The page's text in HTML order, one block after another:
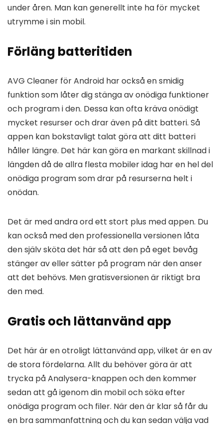
under åren. Man kan generellt inte ha för mycket
utrymme i sin mobil.
Förläng batteritiden
AVG Cleaner för Android har också en smidig
funktion som låter dig stänga av onödiga funktioner
och program i den. Dessa kan ofta kräva onödigt
mycket resurser och drar även på ditt batteri. Så
appen kan bokstavligt talat göra att ditt batteri
håller längre. Det här kan göra en markant skillnad i
längden då de allra flesta mobiler idag har en hel del
onödiga program som drar på resurserna helt i
onödan.
Det är med andra ord ett stort plus med appen. Du
kan också med den professionella versionen låta
den själv sköta det här så att den på eget bevåg
stänger av eller sätter på program när den anser
att det behövs. Men gratisversionen är riktigt bra
den med.
Gratis och lättanvänd app
Det här är en otroligt lättanvänd app, vilket är en av
de stora fördelarna. Allt du behöver göra är att
trycka på Analysera-knappen och den kommer
sedan att gå igenom din mobil och söka efter
onödiga program och filer. När den är klar så får du
en bra sammanfattning och du kan sedan välja vad